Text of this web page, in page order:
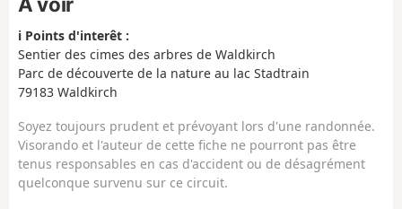
ℹ️ Points d'interêt :
Sentier des cimes des arbres de Waldkirch
Parc de découverte de la nature au lac Stadtrain
79183 Waldkirch
Soyez toujours prudent et prévoyant lors d'une randonnée.
Visorando et l'auteur de cette fiche ne pourront pas être
tenus responsables en cas d'accident ou de désagrément
quelconque survenu sur ce circuit.